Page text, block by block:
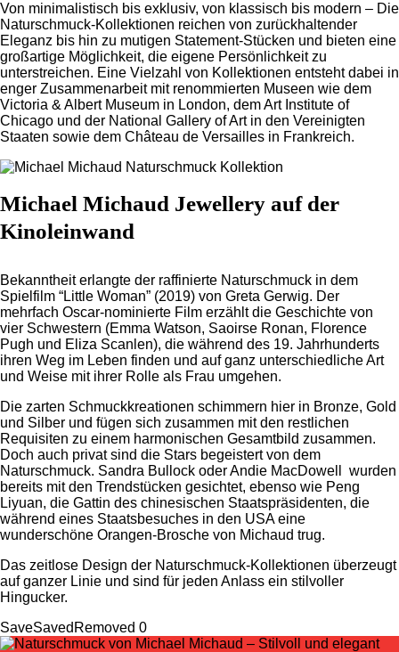
Von minimalistisch bis exklusiv, von klassisch bis modern – Die
Naturschmuck-Kollektionen reichen von zurückhaltender
Eleganz bis hin zu mutigen Statement-Stücken und bieten eine
großartige Möglichkeit, die eigene Persönlichkeit zu
unterstreichen. Eine Vielzahl von Kollektionen entsteht dabei in
enger Zusammenarbeit mit renommierten Museen wie dem
Victoria & Albert Museum in London, dem Art Institute of
Chicago und der National Gallery of Art in den Vereinigten
Staaten sowie dem Château de Versailles in Frankreich.
Michael Michaud Jewellery auf der
Kinoleinwand
Bekanntheit erlangte der raffinierte Naturschmuck in dem
Spielfilm “Little Woman” (2019) von Greta Gerwig. Der
mehrfach Oscar-nominierte Film erzählt die Geschichte von
vier Schwestern (Emma Watson, Saoirse Ronan, Florence
Pugh und Eliza Scanlen), die während des 19. Jahrhunderts
ihren Weg im Leben finden und auf ganz unterschiedliche Art
und Weise mit ihrer Rolle als Frau umgehen.
Die zarten Schmuckkreationen schimmern hier in Bronze, Gold
und Silber und fügen sich zusammen mit den restlichen
Requisiten zu einem harmonischen Gesamtbild zusammen.
Doch auch privat sind die Stars begeistert von dem
Naturschmuck. Sandra Bullock oder Andie MacDowell wurden
bereits mit den Trendstücken gesichtet, ebenso wie Peng
Liyuan, die Gattin des chinesischen Staatspräsidenten, die
während eines Staatsbesuches in den USA eine
wunderschöne Orangen-Brosche von Michaud trug.
Das zeitlose Design der Naturschmuck-Kollektionen überzeugt
auf ganzer Linie und sind für jeden Anlass ein stilvoller
Hingucker.
SaveSaved Removed 0